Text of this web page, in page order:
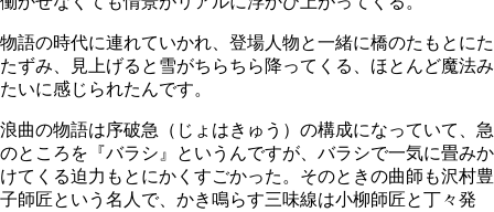
物語の時代に連れていかれ、登場人物と一緒に橋のたもとにた
たずみ、見上げると雪がちらちら降ってくる、ほとんど魔法み
たいに感じられたんです。
浪曲の物語は序破急（じょはきゅう）の構成になっていて、急
のところを『バラシ』というんですが、バラシで一気に畳みか
けてくる迫力もとにかくすごかった。そのときの曲師も沢村豊
子師匠という名人で、かき鳴らす三味線は小柳師匠と丁々発